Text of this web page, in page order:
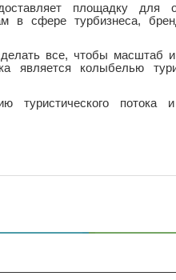
площадку для
в сфере турбизнеса,
все, чтобы масштаб
является колыбелью
туристического потока